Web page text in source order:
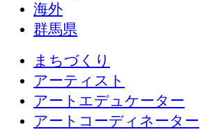
海外
群馬県
まちづくり
アーティスト
アートエデュケーター
アートコーディネーター